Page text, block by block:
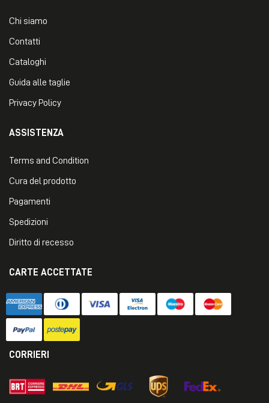
Chi siamo
Contatti
Cataloghi
Guida alle taglie
Privacy Policy
ASSISTENZA
Terms and Condition
Cura del prodotto
Pagamenti
Spedizioni
Diritto di recesso
CARTE ACCETTATE
CORRIERI